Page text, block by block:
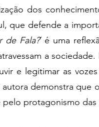
dos
que defende a
de Fala?´ é uma
a
e legitimar as
autora demonstra que
pelo protagonismo